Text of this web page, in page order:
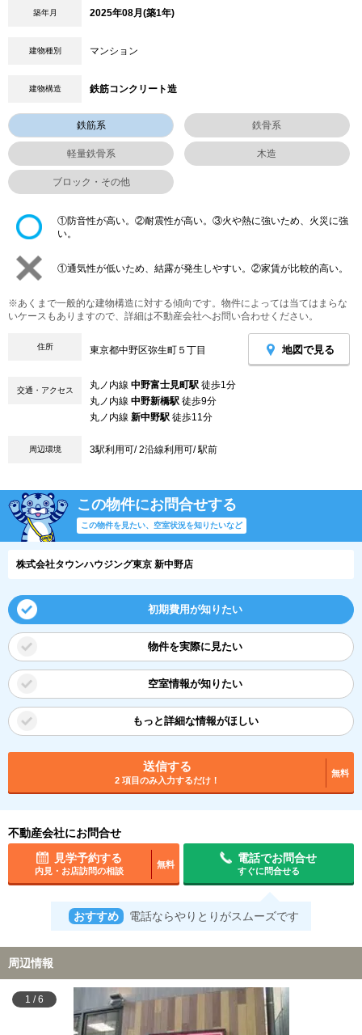
築年月 2025年08月(築1年)
建物種別 マンション
建物構造 鉄筋コンクリート造
鉄筋系 鉄骨系
軽量鉄骨系 木造
ブロック・その他
①防音性が高い。②耐震性が高い。③火や熱に強いため、火災に強
い。
①通気性が低いため、結露が発生しやすい。②家賃が比較的高い。
※あくまで一般的な建物構造に対する傾向です。物件によっては当てはまらな
いケースもありますので、詳細は不動産会社へお問い合わせください。
住所 東京都中野区弥生町５丁目 地図で見る
交通・アクセス 丸ノ内線 中野富士見町駅 徒歩1分
丸ノ内線 中野新橋駅 徒歩9分
丸ノ内線 新中野駅 徒歩11分
周辺環境 3駅利用可/ 2沿線利用可/ 駅前
この物件にお問合せする
この物件を見たい、空室状況を知りたいなど
株式会社タウンハウジング東京 新中野店
初期費用が知りたい
物件を実際に見たい
空室情報が知りたい
もっと詳細な情報がほしい
送信する
2 項目のみ入力するだけ！
無料
不動産会社にお問合せ
見学予約する
内見・お店訪問の相談
無料
電話でお問合せ
すぐに問合せる
おすすめ 電話ならやりとりがスムーズです
周辺情報
1 / 6